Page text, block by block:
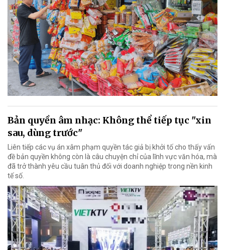
Bản quyền âm nhạc: Không thể tiếp tục "xin
sau, dùng trước"
Liên tiếp các vụ án xâm phạm quyền tác giả bị khởi tố cho thấy vấn
đề bản quyền không còn là câu chuyện chỉ của lĩnh vực văn hóa, mà
đã trở thành yêu cầu tuân thủ đối với doanh nghiệp trong nền kinh
tế số.